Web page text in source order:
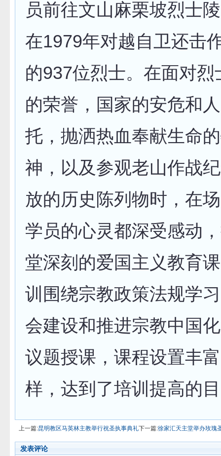
员前往文山麻栗坡烈士
在1979年对越自卫还击
的937位烈士。在面对烈
的荣誉，国家的安危和
托，抛洒热血奉献生命
神，以及参观老山作战
放的历史陈列物时，在
学员的心灵都深受感动
堂深刻的爱国主义教育
训围绕宗教政策法规学
会建设和推进宗教中国
议题授课，课程设置丰
样，达到了培训提高的
上一篇:昆明教区马英林主教举行祝圣执事典礼下一篇:徐家汇天主堂举办玫瑰
发表评论